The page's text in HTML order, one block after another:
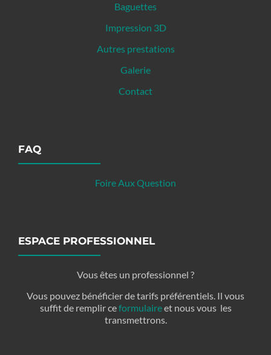
Baguettes
Impression 3D
Autres prestations
Galerie
Contact
FAQ
Foire Aux Question
ESPACE PROFESSIONNEL
Vous êtes un professionnel ?
Vous pouvez bénéficier de tarifs préférentiels. Il vous
suffit de remplir ceformulaireet nous vous les
transmettrons.